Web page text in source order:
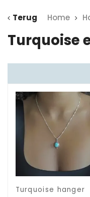
Terug Home
Turquoise
Turquoise hanger